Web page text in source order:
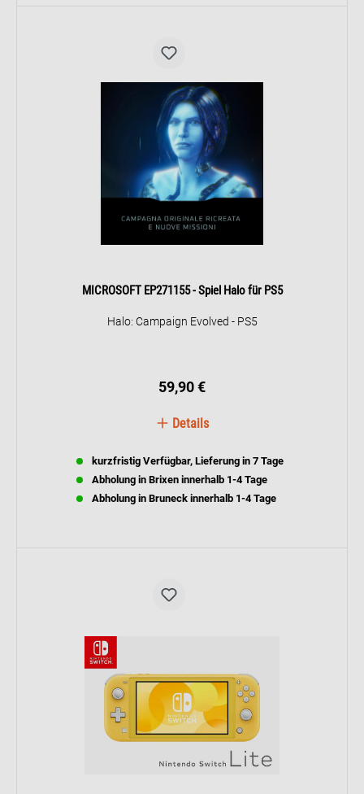
MICROSOFT EP271155 - Spiel Halo für PS5
Halo: Campaign Evolved - PS5
59,90 €
Details
kurzfristig Verfügbar, Lieferung in 7 Tage
Abholung in Brixen innerhalb 1-4 Tage
Abholung in Bruneck innerhalb 1-4 Tage